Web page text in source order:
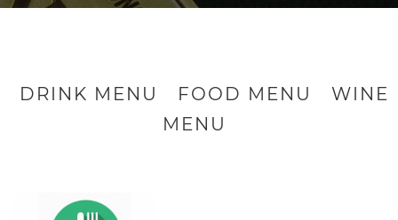
DRINK MENU FOOD MENU
WINE
MENU